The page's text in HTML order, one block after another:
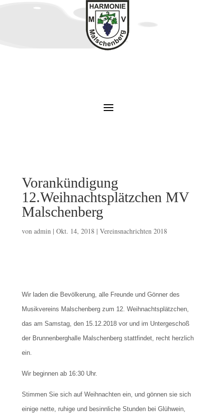
Vorankündigung
12.Weihnachtsplätzchen MV
Malschenberg
von admin| Okt. 14, 2018| Vereinsnachrichten 2018
Wir laden die Bevölkerung, alle Freunde und Gönner des
Musikvereins Malschenberg zum 12. Weihnachtsplätzchen,
das am Samstag, den 15.12.2018 vor und im Untergeschoß
der Brunnenberghalle Malschenberg stattfindet, recht herzlich
ein.
Wir beginnen ab 16:30 Uhr.
Stimmen Sie sich auf Weihnachten ein, und gönnen sie sich
einige nette, ruhige und besinnliche Stunden bei Glühwein,